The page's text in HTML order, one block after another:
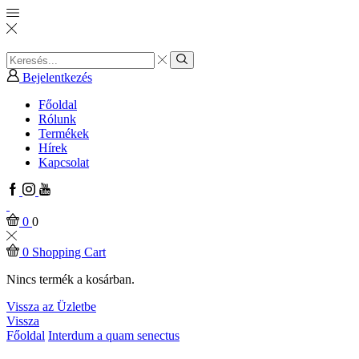
Search
input
Search
Bejelentkezés
Főoldal
Rólunk
Termékek
Hírek
Kapcsolat
Facebook
Instagram
Youtube
0 0
0 Shopping Cart
Nincs termék a kosárban.
Vissza az Üzletbe
Vissza
Főoldal Interdum a quam senectus